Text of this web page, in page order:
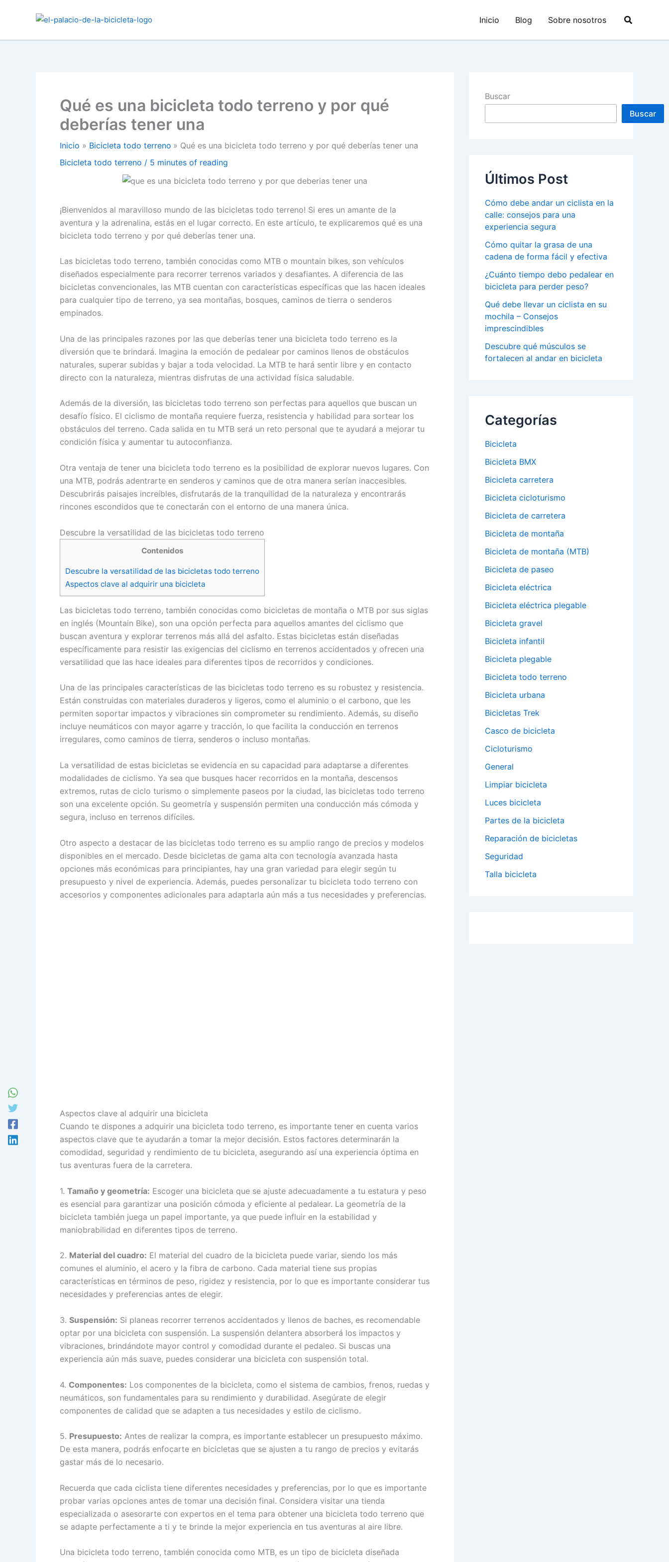
Inicio Blog Sobre nosotros Buscar
Qué es una bicicleta todo terreno y por qué
deberías tener una
Inicio Bicicleta todo terreno
Qué es una bicicleta todo terreno y por qué deberías tener una
Bicicleta todo terreno / 5 minutes of reading
¡Bienvenidos al maravilloso mundo de las bicicletas todo terreno! Si eres un amante de la
aventura y la adrenalina, estás en el lugar correcto. En este artículo, te explicaremos qué es una
bicicleta todo terreno y por qué deberías tener una.
Las bicicletas todo terreno, también conocidas como MTB o mountain bikes, son vehículos
diseñados especialmente para recorrer terrenos variados y desafiantes. A diferencia de las
bicicletas convencionales, las MTB cuentan con características específicas que las hacen ideales
para cualquier tipo de terreno, ya sea montañas, bosques, caminos de tierra o senderos
empinados.
Una de las principales razones por las que deberías tener una bicicleta todo terreno es la
diversión que te brindará. Imagina la emoción de pedalear por caminos llenos de obstáculos
naturales, superar subidas y bajar a toda velocidad. La MTB te hará sentir libre y en contacto
directo con la naturaleza, mientras disfrutas de una actividad física saludable.
Además de la diversión, las bicicletas todo terreno son perfectas para aquellos que buscan un
desafío físico. El ciclismo de montaña requiere fuerza, resistencia y habilidad para sortear los
obstáculos del terreno. Cada salida en tu MTB será un reto personal que te ayudará a mejorar tu
condición física y aumentar tu autoconfianza.
Otra ventaja de tener una bicicleta todo terreno es la posibilidad de explorar nuevos lugares. Con
una MTB, podrás adentrarte en senderos y caminos que de otra manera serían inaccesibles.
Descubrirás paisajes increíbles, disfrutarás de la tranquilidad de la naturaleza y encontrarás
rincones escondidos que te conectarán con el entorno de una manera única.
Descubre la versatilidad de las bicicletas todo terreno
Contenidos
Descubre la versatilidad de las bicicletas todo terreno
Aspectos clave al adquirir una bicicleta
Las bicicletas todo terreno, también conocidas como bicicletas de montaña o MTB por sus siglas
en inglés (Mountain Bike), son una opción perfecta para aquellos amantes del ciclismo que
buscan aventura y explorar terrenos más allá del asfalto. Estas bicicletas están diseñadas
específicamente para resistir las exigencias del ciclismo en terrenos accidentados y ofrecen una
versatilidad que las hace ideales para diferentes tipos de recorridos y condiciones.
Una de las principales características de las bicicletas todo terreno es su robustez y resistencia.
Están construidas con materiales duraderos y ligeros, como el aluminio o el carbono, que les
permiten soportar impactos y vibraciones sin comprometer su rendimiento. Además, su diseño
incluye neumáticos con mayor agarre y tracción, lo que facilita la conducción en terrenos
irregulares, como caminos de tierra, senderos o incluso montañas.
La versatilidad de estas bicicletas se evidencia en su capacidad para adaptarse a diferentes
modalidades de ciclismo. Ya sea que busques hacer recorridos en la montaña, descensos
extremos, rutas de ciclo turismo o simplemente paseos por la ciudad, las bicicletas todo terreno
son una excelente opción. Su geometría y suspensión permiten una conducción más cómoda y
segura, incluso en terrenos difíciles.
Otro aspecto a destacar de las bicicletas todo terreno es su amplio rango de precios y modelos
disponibles en el mercado. Desde bicicletas de gama alta con tecnología avanzada hasta
opciones más económicas para principiantes, hay una gran variedad para elegir según tu
presupuesto y nivel de experiencia. Además, puedes personalizar tu bicicleta todo terreno con
accesorios y componentes adicionales para adaptarla aún más a tus necesidades y preferencias.
Aspectos clave al adquirir una bicicleta
Cuando te dispones a adquirir una bicicleta todo terreno, es importante tener en cuenta varios
aspectos clave que te ayudarán a tomar la mejor decisión. Estos factores determinarán la
comodidad, seguridad y rendimiento de tu bicicleta, asegurando así una experiencia óptima en
tus aventuras fuera de la carretera.
1. Tamaño y geometría: Escoger una bicicleta que se ajuste adecuadamente a tu estatura y peso
es esencial para garantizar una posición cómoda y eficiente al pedalear. La geometría de la
bicicleta también juega un papel importante, ya que puede influir en la estabilidad y
maniobrabilidad en diferentes tipos de terreno.
2. Material del cuadro: El material del cuadro de la bicicleta puede variar, siendo los más
comunes el aluminio, el acero y la fibra de carbono. Cada material tiene sus propias
características en términos de peso, rigidez y resistencia, por lo que es importante considerar tus
necesidades y preferencias antes de elegir.
3. Suspensión: Si planeas recorrer terrenos accidentados y llenos de baches, es recomendable
optar por una bicicleta con suspensión. La suspensión delantera absorberá los impactos y
vibraciones, brindándote mayor control y comodidad durante el pedaleo. Si buscas una
experiencia aún más suave, puedes considerar una bicicleta con suspensión total.
4. Componentes: Los componentes de la bicicleta, como el sistema de cambios, frenos, ruedas y
neumáticos, son fundamentales para su rendimiento y durabilidad. Asegúrate de elegir
componentes de calidad que se adapten a tus necesidades y estilo de ciclismo.
5. Presupuesto: Antes de realizar la compra, es importante establecer un presupuesto máximo.
De esta manera, podrás enfocarte en bicicletas que se ajusten a tu rango de precios y evitarás
gastar más de lo necesario.
Recuerda que cada ciclista tiene diferentes necesidades y preferencias, por lo que es importante
probar varias opciones antes de tomar una decisión final. Considera visitar una tienda
especializada o asesorarte con expertos en el tema para obtener una bicicleta todo terreno que
se adapte perfectamente a ti y te brinde la mejor experiencia en tus aventuras al aire libre.
Una bicicleta todo terreno, también conocida como MTB, es un tipo de bicicleta diseñada
Buscar
Buscar
Últimos Post
Cómo debe andar un ciclista en la
calle: consejos para una
experiencia segura
Cómo quitar la grasa de una
cadena de forma fácil y efectiva
¿Cuánto tiempo debo pedalear en
bicicleta para perder peso?
Qué debe llevar un ciclista en su
mochila – Consejos
imprescindibles
Descubre qué músculos se
fortalecen al andar en bicicleta
Categorías
Bicicleta
Bicicleta BMX
Bicicleta carretera
Bicicleta cicloturismo
Bicicleta de carretera
Bicicleta de montaña
Bicicleta de montaña (MTB)
Bicicleta de paseo
Bicicleta eléctrica
Bicicleta eléctrica plegable
Bicicleta gravel
Bicicleta infantil
Bicicleta plegable
Bicicleta todo terreno
Bicicleta urbana
Bicicletas Trek
Casco de bicicleta
Cicloturismo
General
Limpiar bicicleta
Luces bicicleta
Partes de la bicicleta
Reparación de bicicletas
Seguridad
Talla bicicleta